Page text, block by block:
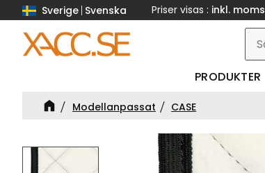
Sverige Svenska Priser visas inkl. moms
PRODUKTER
Modellanpassat CASE